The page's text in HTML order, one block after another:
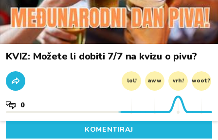
KVIZ: Možete li dobiti 7/7 na kvizu o pivu?
lol! aww vrh! woot?!
0
KOMENTIRAJ